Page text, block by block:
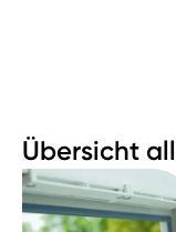
Übersicht